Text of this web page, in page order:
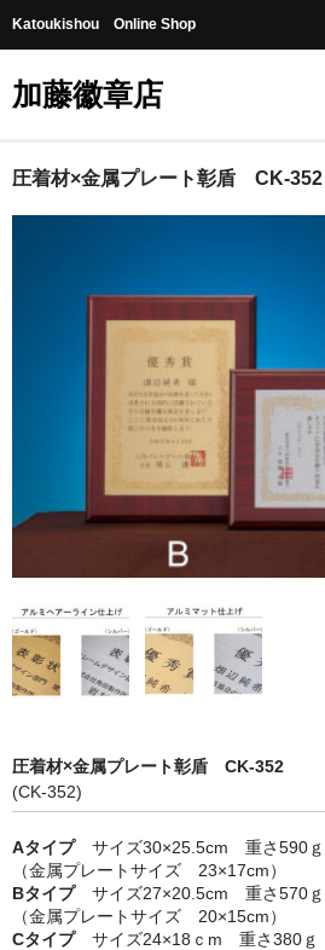
Katoukishou Online Shop
加藤徽章店
HOME
ご注文の流れ
彫刻・加工について
カート
圧着材×金属プレート彰盾 CK-352
圧着材×金属プレート彰盾 CK-352
(CK-352)
Aタイプサイズ30×25.5cm 重さ590
（金属プレートサイズ 23×17cm）
Bタイプサイズ27×20.5cm 重さ570
（金属プレートサイズ 20×15cm）
Cタイプサイズ24×18ｃm 重さ380